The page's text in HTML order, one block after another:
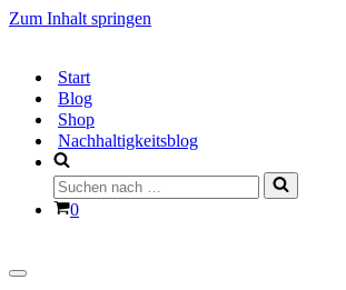
Zum Inhalt springen
Start
Blog
Shop
Nachhaltigkeitsblog
Suchen
nach …
Warenkorb
0
Navigationsmenü